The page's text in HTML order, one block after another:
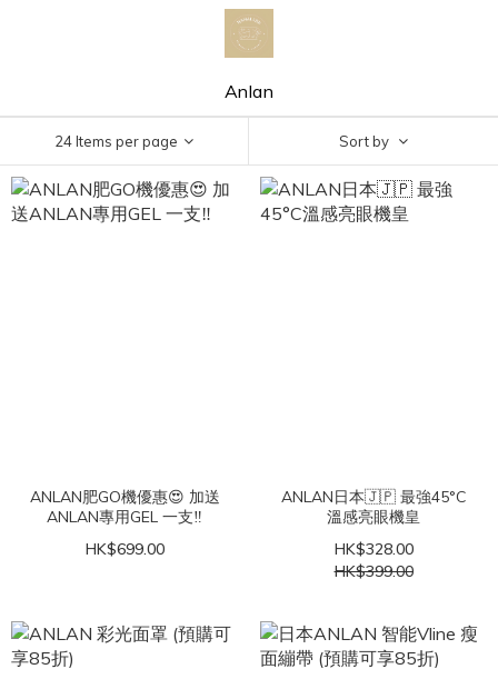
Anlan
24 Items per page Sort by
ANLAN肥GO機優惠😍 加送
ANLAN專用GEL 一支‼️
HK$699.00
ANLAN日本🇯🇵 最強45°C
溫感亮眼機皇
HK$328.00
HK$399.00